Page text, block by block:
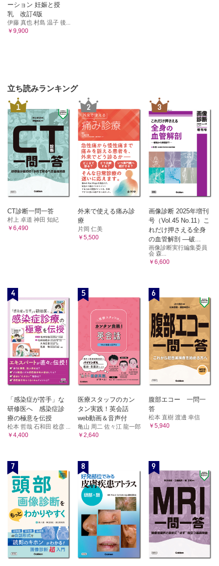
ーション 妊娠と授
乳 改訂4版
伊藤 真也 村島 温子 後...
￥9,900
立ち読みランキング
1
CT診断一問一答
村上 卓道 神田 知紀
￥6,490
2
外来で使える痛み診
療
片岡 仁美
￥5,500
3
画像診断 2025年増刊
号（Vol.45 No.11）こ
れだけ押さえる全身
の血管解剖 ―破...
画像診断実行編集委員
会 森...
￥6,600
4
「感染症が苦手」な
研修医へ 感染症診
療の極意を伝授
松本 哲哉 石和田 稔彦 ...
￥4,400
5
医療スタッフのカン
タン実践！英会話
web動画＆音声付
亀山 周二 佐々江 龍一郎
￥2,640
6
腹部エコー 一問一
答
松本 直樹 渡邊 幸信
￥5,940
7 8 9